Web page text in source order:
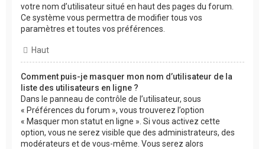
votre nom d’utilisateur situé en haut des pages du forum.
Ce système vous permettra de modifier tous vos
paramètres et toutes vos préférences.
Haut
Comment puis-je masquer mon nom d’utilisateur de la
liste des utilisateurs en ligne ?
Dans le panneau de contrôle de l’utilisateur, sous
« Préférences du forum », vous trouverez l’option
« Masquer mon statut en ligne ». Si vous activez cette
option, vous ne serez visible que des administrateurs, des
modérateurs et de vous-même. Vous serez alors